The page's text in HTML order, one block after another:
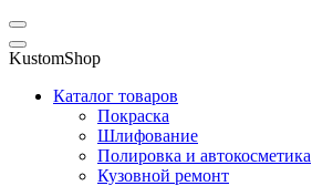
KustomShop
Каталог товаров
Покраска
Шлифование
Полировка и автокосметика
Кузовной ремонт